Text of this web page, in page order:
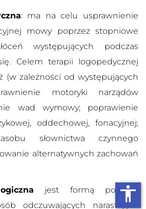
: ma na celu usprawnienie
mowy poprzez stopniowe
występujących podczas
Celem terapii logopedycznej
(w zależności od występujących
motoryki narządów
wad wymowy; poprawienie
oddechowej, fonacyjnej;
słownictwa czynnego
alternatywnych zachowań
jest formą pomocy
odczuwających narastające
accessibility